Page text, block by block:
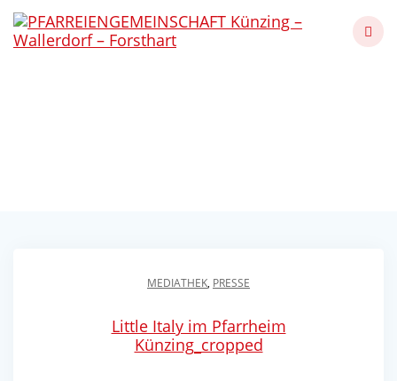
to
MEDIATHEK, PRESSE
Little Italy im Pfarrheim
Künzing_cropped